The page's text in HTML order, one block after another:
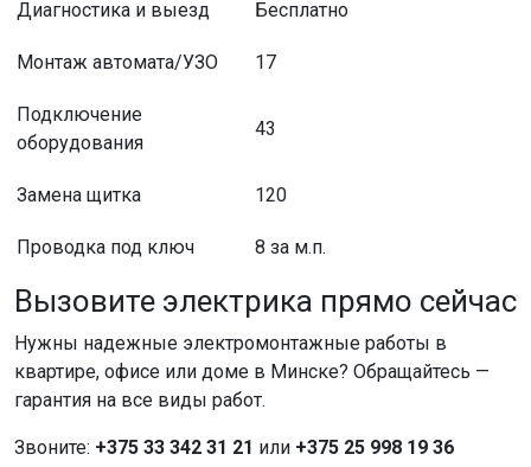
Диагностика и выезд Бесплатно
Монтаж автомата/УЗО 17
Подключение
оборудования
43
Замена щитка 120
Проводка под ключ 8 за м.п.
Вызовите электрика прямо сейчас
Нужны надежные электромонтажные работы в
квартире, офисе или доме в Минске? Обращайтесь —
гарантия на все виды работ.
Звоните: +375 33 342 31 21 или +375 25 998 19 36